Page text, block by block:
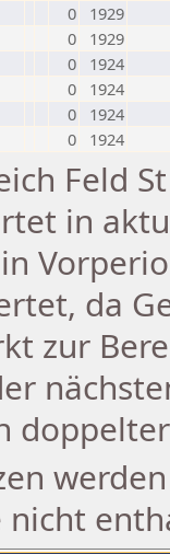
0
1929
0
1929
0
1924
0
1924
0
1924
0 1924
Feld
in
da
zur
nicht